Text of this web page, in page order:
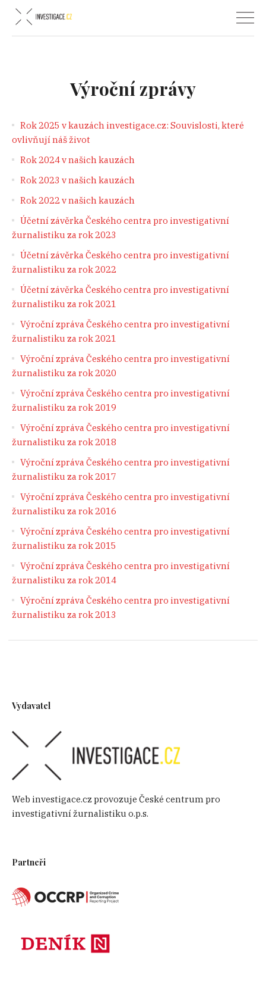
Výroční zprávy
Rok 2025 v kauzách investigace.cz: Souvislosti, které
ovlivňují náš život
Rok 2024 v našich kauzách
Rok 2023 v našich kauzách
Rok 2022 v našich kauzách
Účetní závěrka Českého centra pro investigativní
žurnalistiku za rok 2023
Účetní závěrka Českého centra pro investigativní
žurnalistiku za rok 2022
Účetní závěrka Českého centra pro investigativní
žurnalistiku za rok 2021
Výroční zpráva Českého centra pro investigativní
žurnalistiku za rok 2021
Výroční zpráva Českého centra pro investigativní
žurnalistiku za rok 2020
Výroční zpráva Českého centra pro investigativní
žurnalistiku za rok 2019
Výroční zpráva Českého centra pro investigativní
žurnalistiku za rok 2018
Výroční zpráva Českého centra pro investigativní
žurnalistiku za rok 2017
Výroční zpráva Českého centra pro investigativní
žurnalistiku za rok 2016
Výroční zpráva Českého centra pro investigativní
žurnalistiku za rok 2015
Výroční zpráva Českého centra pro investigativní
žurnalistiku za rok 2014
Výroční zpráva Českého centra pro investigativní
žurnalistiku za rok 2013
Vydavatel
Web investigace.cz provozuje České centrum pro
investigativní žurnalistiku o.p.s.
Partneři